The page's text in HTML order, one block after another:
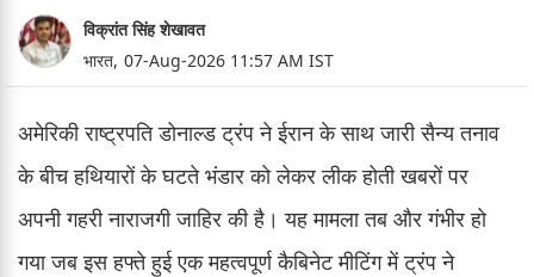
विक्रांत सिंह शेखावत
भारत, 07-Aug-2026 11:57 AM IST
अमेरिकी राष्ट्रपति डोनाल्ड ट्रंप ने ईरान के साथ जारी सैन्य तनाव
के बीच हथियारों के घटते भंडार को लेकर लीक होती खबरों पर
अपनी गहरी नाराजगी जाहिर की है। यह मामला तब और गंभीर हो
गया जब इस हफ्ते हुई एक महत्वपूर्ण कैबिनेट मीटिंग में ट्रंप ने